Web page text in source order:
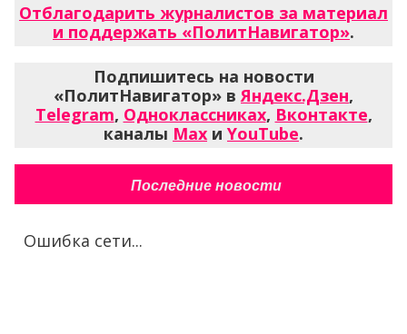
Отблагодарить журналистов за материал
и поддержать «ПолитНавигатор».
Подпишитесь на новости
«ПолитНавигатор» в Яндекс.Дзен,
Telegram, Одноклассниках, Вконтакте,
каналы Max и YouTube.
Последние новости
Ошибка сети...